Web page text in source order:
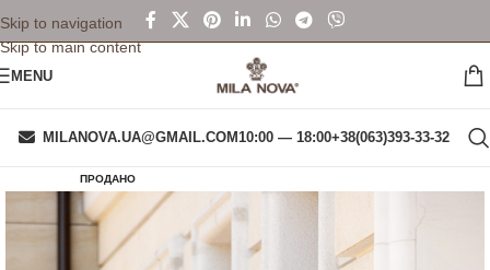
Skip to navigation
Skip to main content
MENU
MILANOVA.UA@GMAIL.COM10:00 — 18:00+38(063)393-33-32
ПРОДАНО